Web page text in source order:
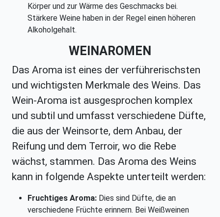
Körper und zur Wärme des Geschmacks bei.
Stärkere Weine haben in der Regel einen höheren
Alkoholgehalt.
WEINAROMEN
Das Aroma ist eines der verführerischsten
und wichtigsten Merkmale des Weins. Das
Wein-Aroma ist ausgesprochen komplex
und subtil und umfasst verschiedene Düfte,
die aus der Weinsorte, dem Anbau, der
Reifung und dem Terroir, wo die Rebe
wächst, stammen. Das Aroma des Weins
kann in folgende Aspekte unterteilt werden:
Fruchtiges Aroma: Dies sind Düfte, die an
verschiedene Früchte erinnern. Bei Weißweinen